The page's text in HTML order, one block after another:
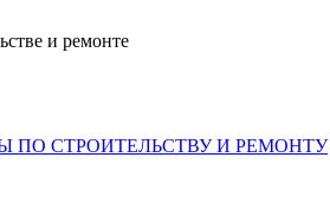
и ремонте
ПО СТРОИТЕЛЬСТВУ И РЕМОНТУ